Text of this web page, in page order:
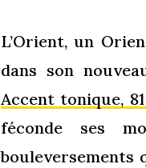
L’Orient, un
dans son
Accent tonique,
féconde ses
bouleversements